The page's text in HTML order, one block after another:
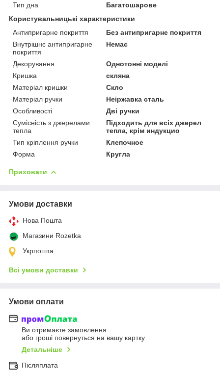
Тип дна
Багатошарове
Користувальницькі характеристики
Антипригарне покриття
Без антипригарне покриття
Внутрішнє антипригарне
покриття
Немає
Декорування
Однотонні моделі
Кришка
скляна
Матеріал кришки
Скло
Матеріал ручки
Неіржавка сталь
Особливості
Дві ручки
Сумісність з джерелами
тепла
Підходить для всіх джерел
тепла, крім индукцио
Тип кріплення ручки
Клепочное
Форма
Кругла
Приховати
Умови доставки
Нова Пошта
Магазини Rozetka
Укрпошта
Всі умови доставки
Умови оплати
Ви отримаєте замовлення
або гроші повернуться на вашу картку
Детальніше
Післяплата